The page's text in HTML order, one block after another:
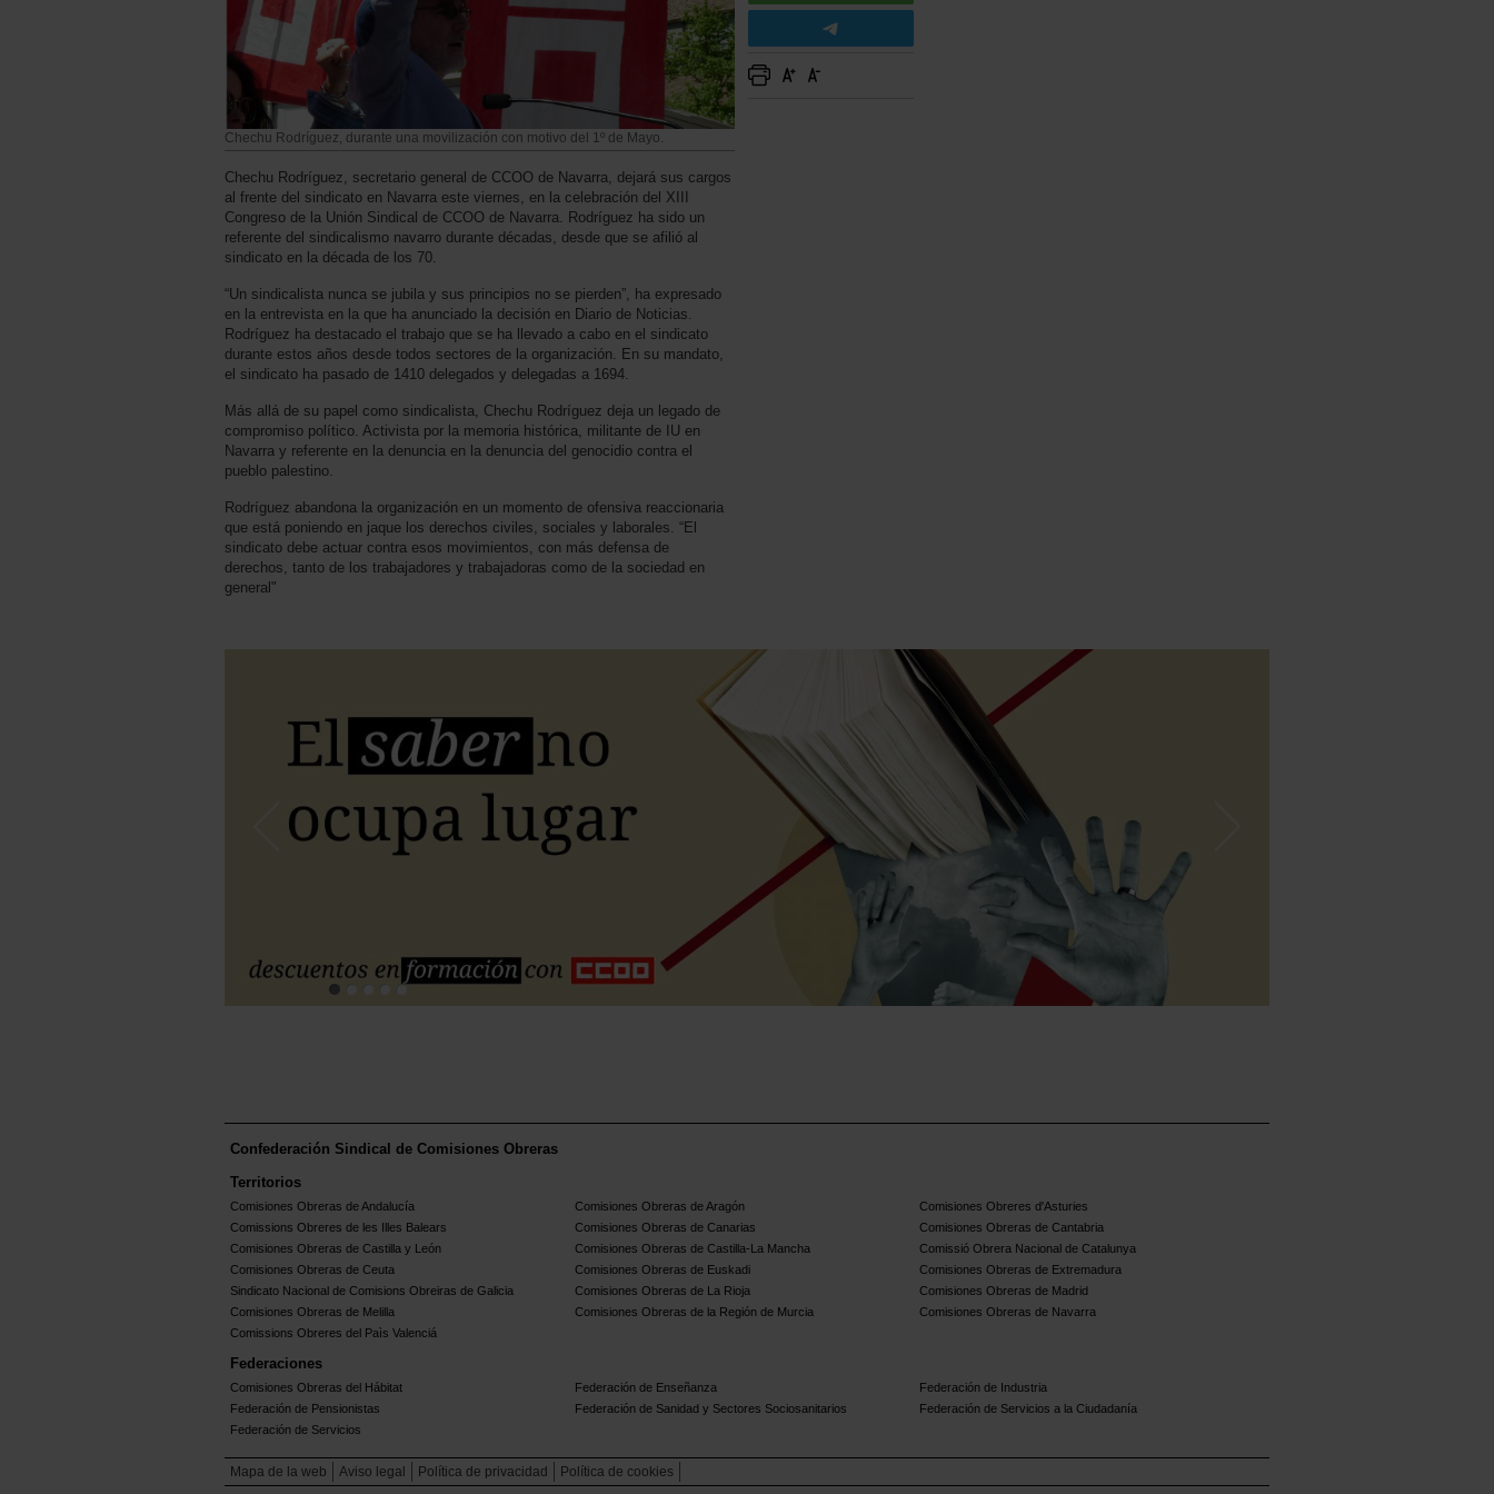
Chechu Rodríguez, durante una movilización con motivo del 1º de Mayo.
Chechu Rodríguez, secretario general de CCOO de Navarra, dejará sus cargos
al frente del sindicato en Navarra este viernes, en la celebración del XIII
Congreso de la Unión Sindical de CCOO de Navarra. Rodríguez ha sido un
referente del sindicalismo navarro durante décadas, desde que se afilió al
sindicato en la década de los 70.
“Un sindicalista nunca se jubila y sus principios no se pierden”, ha expresado
en la entrevista en la que ha anunciado la decisión en Diario de Noticias.
Rodríguez ha destacado el trabajo que se ha llevado a cabo en el sindicato
durante estos años desde todos sectores de la organización. En su mandato,
el sindicato ha pasado de 1410 delegados y delegadas a 1694.
Más allá de su papel como sindicalista, Chechu Rodríguez deja un legado de
compromiso político. Activista por la memoria histórica, militante de IU en
Navarra y referente en la denuncia en la denuncia del genocidio contra el
pueblo palestino.
Rodríguez abandona la organización en un momento de ofensiva reaccionaria
que está poniendo en jaque los derechos civiles, sociales y laborales. “El
sindicato debe actuar contra esos movimientos, con más defensa de
derechos, tanto de los trabajadores y trabajadoras como de la sociedad en
general"
Confederación Sindical de Comisiones Obreras
Territorios
Comisiones Obreras de Andalucía Comisiones Obreras de Aragón
Comisiones Obreres d'Asturies
Comissions Obreres de les Illes Balears
Comisiones Obreras de Canarias
Comisiones Obreras de Cantabria
Comisiones Obreras de Castilla y León
Comisiones Obreras de Castilla-La Mancha
Comissió Obrera Nacional de Catalunya
Comisiones Obreras de Ceuta
Comisiones Obreras de Euskadi
Comisiones Obreras de Extremadura
Sindicato Nacional de Comisions Obreiras de Galicia
Comisiones Obreras de La Rioja
Comisiones Obreras de Madrid
Comisiones Obreras de Melilla
Comisiones Obreras de la Región de Murcia
Comisiones Obreras de Navarra
Comissions Obreres del Paìs Valenciá
Federaciones
Comisiones Obreras del Hábitat Federación de Enseñanza
Federación de Industria
Federación de Pensionistas
Federación de Sanidad y Sectores Sociosanitarios
Federación de Servicios a la Ciudadanía
Federación de Servicios
Mapa de la web Aviso legal Política de privacidad Política de cookies